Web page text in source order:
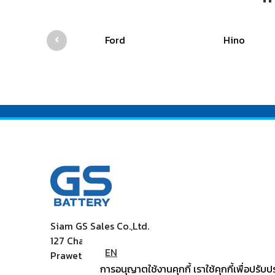
EN
การอนุญาตใช้งานคุกกี้ เราใช้คุกกี้เพื่อปรับ
Ford Hino
Siam GS Sales Co.,Ltd.
127 Chaleamprakiet Rama9 Rd., Dokmai
Prawet, Bangkok 10250